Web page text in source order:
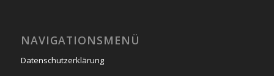
NAVIGATIONSMENÜ
Datenschutzerklärung